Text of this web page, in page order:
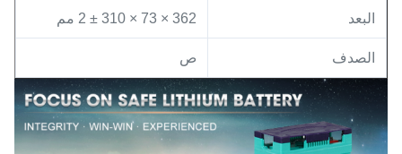
البعد 362 × 73 × 310 ± 2 مم
الصدف ص